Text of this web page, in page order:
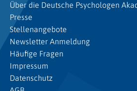
Über die Deutsche Psychologen
Presse
Stellenangebote
Newsletter Anmeldung
Häufige Fragen
Impressum
Datenschutz